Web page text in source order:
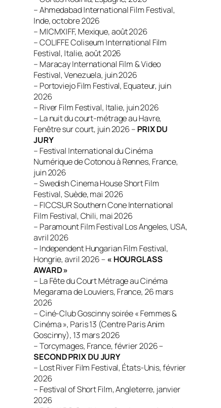
– Ahmedabad International Film Festival,
Inde, octobre 2026
– MICMXIFF, Mexique, août 2026
– COLIFFE Coliseum International Film
Festival, Italie, août 2026
– Maracay International Film & Video
Festival, Venezuela, juin 2026
– Portoviejo Film Festival, Equateur, juin
2026
– River Film Festival, Italie, juin 2026
– La nuit du court-métrage au Havre,
Fenêtre sur court, juin 2026 – PRIX DU
JURY
– Festival International du Cinéma
Numérique de Cotonou à Rennes, France,
juin 2026
– Swedish Cinema House Short Film
Festival, Suède, mai 2026
– FICCSUR Southern Cone International
Film Festival, Chili, mai 2026
– Paramount Film Festival Los Angeles, USA,
avril 2026
– Independent Hungarian Film Festival,
Hongrie, avril 2026 – « HOURGLASS
AWARD »
– La Fête du Court Métrage au Cinéma
Megarama de Louviers, France, 26 mars
2026
– Ciné-Club Goscinny soirée « Femmes &
Cinéma », Paris 13 (Centre Paris Anim
Goscinny), 13 mars 2026
– Torcymages, France, février 2026 –
SECOND PRIX DU JURY
– Lost River Film Festival, États-Unis, février
2026
– Festival of Short Film, Angleterre, janvier
2026